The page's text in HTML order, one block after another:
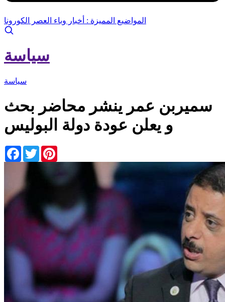
المواضيع المميزة : أخبار وباء العصر الكورونا
سياسة
سياسة
سميربن عمر ينشر محاضر بحث
و يعلن عودة دولة البوليس
Facebook
Twitter